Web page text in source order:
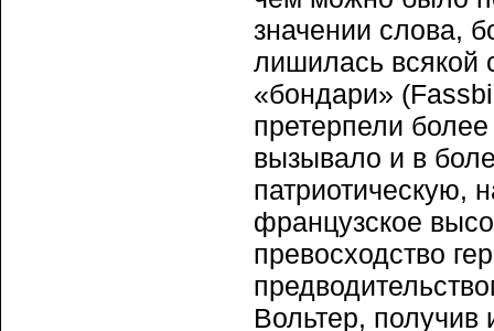
значении слова,
лишилась всякой
«бондари»
претерпели
вызывало и в
патриотическую,
французское
превосходство
Вольтер, получив